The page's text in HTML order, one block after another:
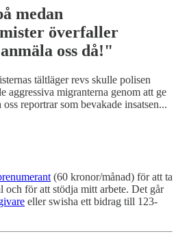
medan
överfaller
oss då!"
tältläger revs skulle polisen
aggressiva migranterna genom att ge
reportrar som bevakade insatsen...
(60 kronor/månad) för att ta
och för att stödja mitt arbete. Det går
eller swisha ett bidrag till 123-